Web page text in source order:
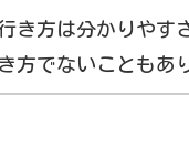
き方は分かりやす
方でないこともあ